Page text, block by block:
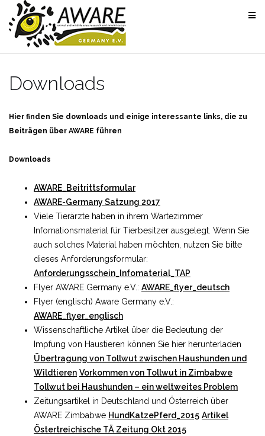
Skip
content
Downloads
Hier finden Sie downloads und einige interessante links, die zu
Beiträgen über AWARE führen
Downloads
AWARE_Beitrittsformular
AWARE-Germany Satzung 2017
Viele Tierärzte haben in ihrem Wartezimmer
Infomationsmaterial für Tierbesitzer ausgelegt. Wenn Sie
auch solches Material haben möchten, nutzen Sie bitte
dieses Anforderungsformular:
Anforderungsschein_Infomaterial_TAP
Flyer AWARE Germany e.V.: AWARE_flyer_deutsch
Flyer (englisch) Aware Germany e.V.:
AWARE_flyer_englisch
Wissenschaftliche Artikel über die Bedeutung der
Impfung von Haustieren können Sie hier herunterladen
Übertragung von Tollwut zwischen Haushunden und
Wildtieren Vorkommen von Tollwut in Zimbabwe
Tollwut bei Haushunden – ein weltweites Problem
Zeitungsartikel in Deutschland und Österreich über
AWARE Zimbabwe HundKatzePferd_2015 Artikel
Östertreichische TÄ Zeitung Okt 2015